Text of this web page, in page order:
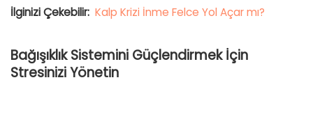
İlginizi Çekebilir: Kalp Krizi İnme Felce Yol Açar mı?
Bağışıklık Sistemini Güçlendirmek İçin
Stresinizi Yönetin